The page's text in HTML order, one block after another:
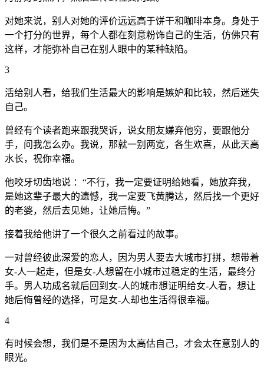
对她来说，别人对她的评价远远高于饼干和咖啡本身。身处于
一个打分的世界，每个人都在刻意粉饰自己的生活，仿佛只有
这样，才能弥补自己在别人眼中的某种缺陷。
3
活给别人看，给我们生活最大的影响是嫉妒和比较，然后迷失
自己。
曾经有个读者跑来跟我哭诉，说女朋友嫌弃他穷，要跟他分
手，问我怎么办。我说，那就一别两宽，各生欢喜，从此天高
水长，祝你幸福。
他咬牙切齿地说 ：“不行，我一定要证明给她看，她放弃我，
是她这辈子最大的遗憾，我一定要飞黄腾达，然后找一个更好
的老婆，然后去见她，让她后悔。”
接着我给他讲了一个很久之前看过的故事。
一对曾经彼此深爱的恋人，因为男人要去大城市打拼，想带着
女-人一起走，但是女-人想留在小城市过稳定的生活，最终分
手。男人功成名就后回到女-人的城市想证明给女-人看，想让
她后悔曾经的选择，可是女-人却也生活得很幸福。
4
有时候会想，我们是不是因为太高估自己，才会太在意别人的
眼光。